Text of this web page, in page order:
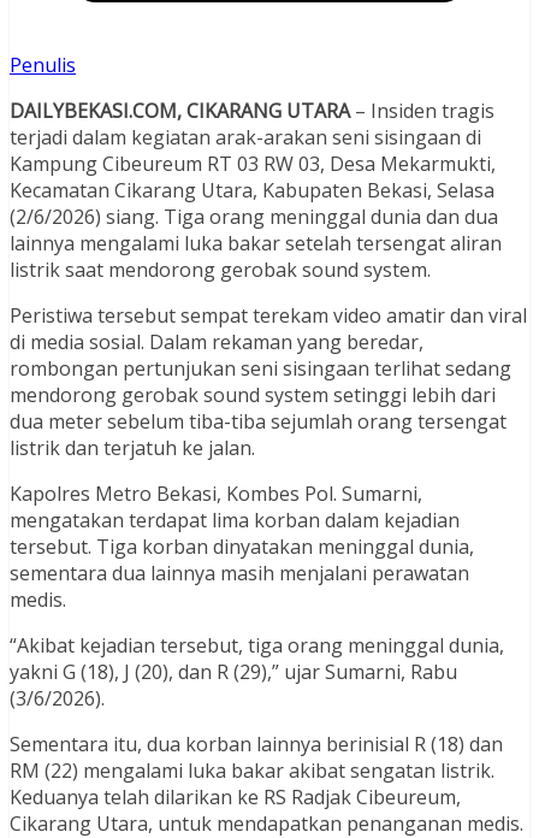
Penulis
DAILYBEKASI.COM, CIKARANG UTARA– Insiden tragis
terjadi dalam kegiatan arak-arakan seni sisingaan di
Kampung Cibeureum RT 03 RW 03, Desa Mekarmukti,
Kecamatan Cikarang Utara, Kabupaten Bekasi, Selasa
(2/6/2026) siang. Tiga orang meninggal dunia dan dua
lainnya mengalami luka bakar setelah tersengat aliran
listrik saat mendorong gerobak sound system.
Peristiwa tersebut sempat terekam video amatir dan viral
di media sosial. Dalam rekaman yang beredar,
rombongan pertunjukan seni sisingaan terlihat sedang
mendorong gerobak sound system setinggi lebih dari
dua meter sebelum tiba-tiba sejumlah orang tersengat
listrik dan terjatuh ke jalan.
Kapolres Metro Bekasi, Kombes Pol. Sumarni,
mengatakan terdapat lima korban dalam kejadian
tersebut. Tiga korban dinyatakan meninggal dunia,
sementara dua lainnya masih menjalani perawatan
medis.
“Akibat kejadian tersebut, tiga orang meninggal dunia,
yakni G (18), J (20), dan R (29),” ujar Sumarni, Rabu
(3/6/2026).
Sementara itu, dua korban lainnya berinisial R (18) dan
RM (22) mengalami luka bakar akibat sengatan listrik.
Keduanya telah dilarikan ke RS Radjak Cibeureum,
Cikarang Utara, untuk mendapatkan penanganan medis.